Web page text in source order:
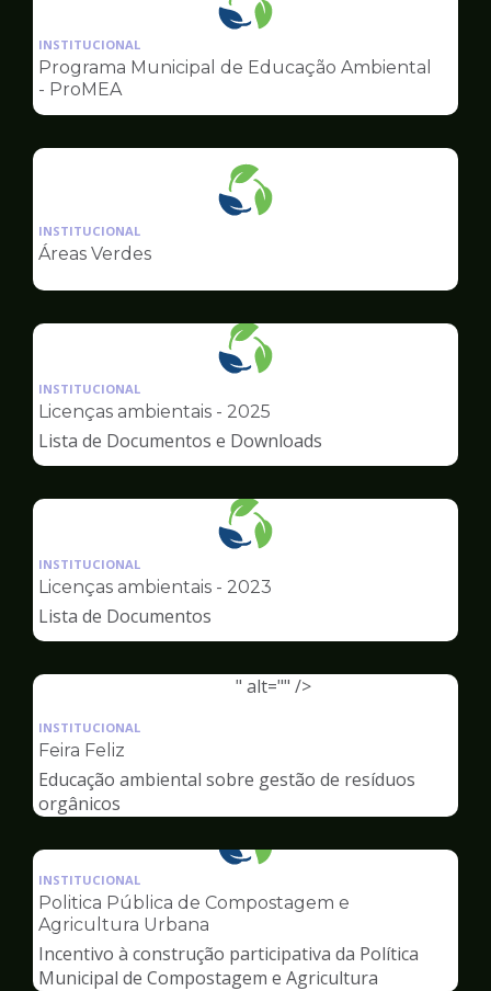
Ilustração
pagina
Meio
INSTITUCIONAL
Programa Municipal de Educação Ambiental
- ProMEA
Ilustração
Meio
Ambiente
INSTITUCIONAL
Áreas Verdes
Ilustração
pagina
Meio
INSTITUCIONAL
Licenças ambientais - 2025
Lista de Documentos e Downloads
Ilustração
pagina
INSTITUCIONAL
Licenças ambientais - 2023
Lista de Documentos
" alt="" />
Ilustração
Meio
Ambiente
INSTITUCIONAL
Feira Feliz
Educação ambiental sobre gestão de resíduos
orgânicos
Ilustração
pagina
Meio
Ambiente
INSTITUCIONAL
Politica Pública de Compostagem e
Agricultura Urbana
Incentivo à construção participativa da Política
Municipal de Compostagem e Agricultura